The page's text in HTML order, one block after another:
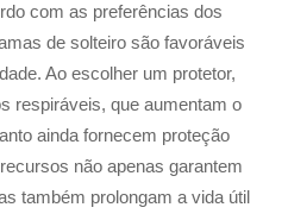
com as preferências dos
de solteiro são favoráveis
Ao escolher um protetor,
respiráveis, que aumentam o
ainda fornecem proteção
não apenas garantem
também prolongam a vida útil